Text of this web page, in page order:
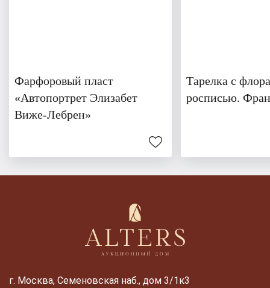
Фарфоровый пласт
«Автопортрет Элизабет
Виже-Лебрен»
Тарелка с
росписью.
г. Москва, Семеновская наб., дом 3/1к3